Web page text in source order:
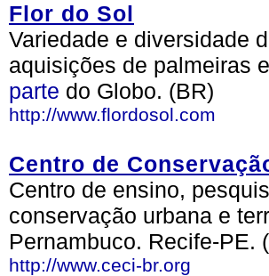
Flor do Sol
Variedade e diversidade
aquisições de palmeiras
parte do Globo. (BR)
http://www.flordosol.com
Centro de
Centro de ensino,
conservação urbana e
Pernambuco. Recife-PE.
http://www.ceci-br.org